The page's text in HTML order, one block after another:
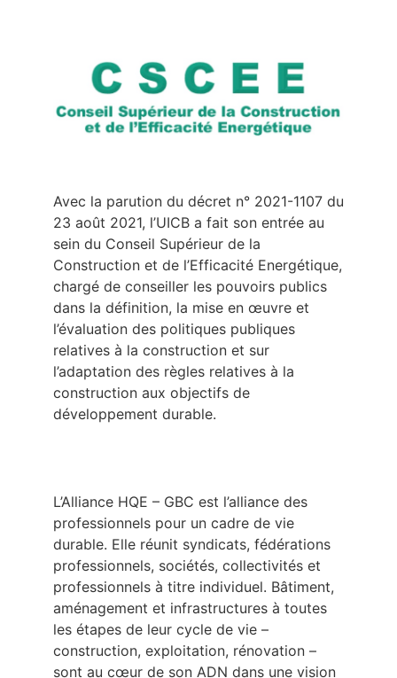
Avec la parution du décret n° 2021-1107 du
23 août 2021, l’UICB a fait son entrée au
sein du Conseil Supérieur de la
Construction et de l’Efficacité Energétique,
chargé de conseiller les pouvoirs publics
dans la définition, la mise en œuvre et
l’évaluation des politiques publiques
relatives à la construction et sur
l’adaptation des règles relatives à la
construction aux objectifs de
développement durable.
L’Alliance HQE – GBC est l’alliance des
professionnels pour un cadre de vie
durable. Elle réunit syndicats, fédérations
professionnels, sociétés, collectivités et
professionnels à titre individuel. Bâtiment,
aménagement et infrastructures à toutes
les étapes de leur cycle de vie –
construction, exploitation, rénovation –
sont au cœur de son ADN dans une vision